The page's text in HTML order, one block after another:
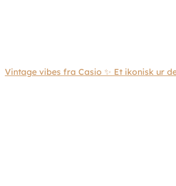
Vintage vibes fra Casio ✨ Et ikonisk ur